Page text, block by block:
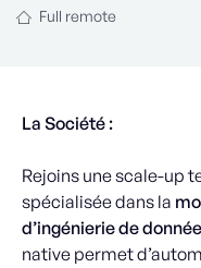
Full remote
La Société :
Rejoins une scale-up
spécialisée dans la
d’ingénierie de
native permet